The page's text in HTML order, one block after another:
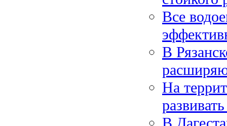
Все
В
На